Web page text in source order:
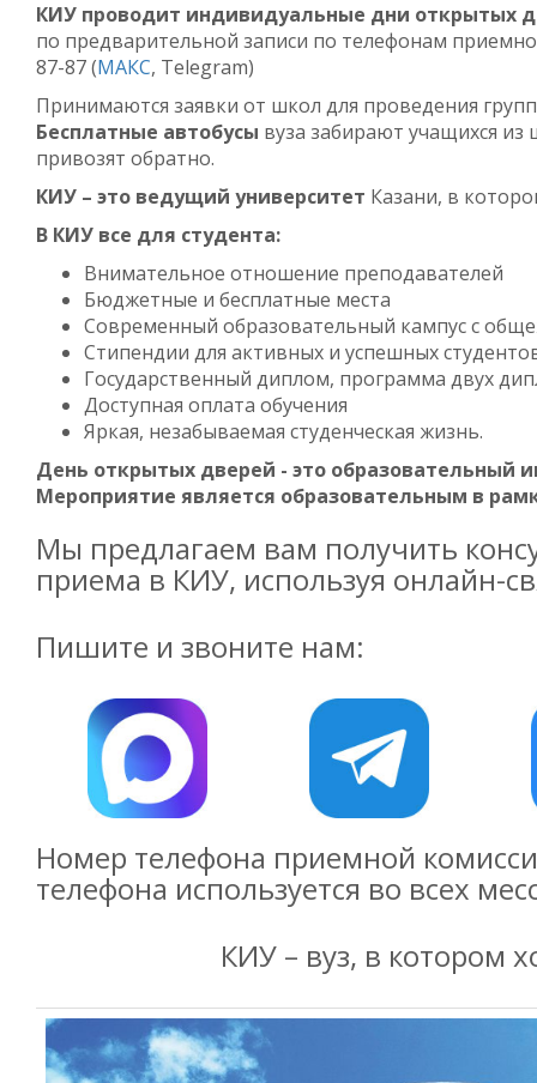
КИУ проводит индивидуальные дни открытых
по предварительной записи по телефонам
87-87 (МАКС, Telegram)
Принимаются заявки от школ для проведения
Бесплатные автобусы вуза забирают учащихся
привозят обратно.
КИУ – это ведущий университет Казани, в
В КИУ все для студента:
Внимательное отношение преподавателей
Бюджетные и бесплатные места
Современный образовательный кампус с
Стипендии для активных и успешных
Государственный диплом, программа двух
Доступная оплата обучения
Яркая, незабываемая студенческая жизнь.
День открытых дверей - это образовательный
Мероприятие является образовательным в
Мы предлагаем вам получить
приема в КИУ, используя онлайн-
Пишите и звоните нам:
Номер телефона приемной
телефона используется во всех
КИУ – вуз, в котором